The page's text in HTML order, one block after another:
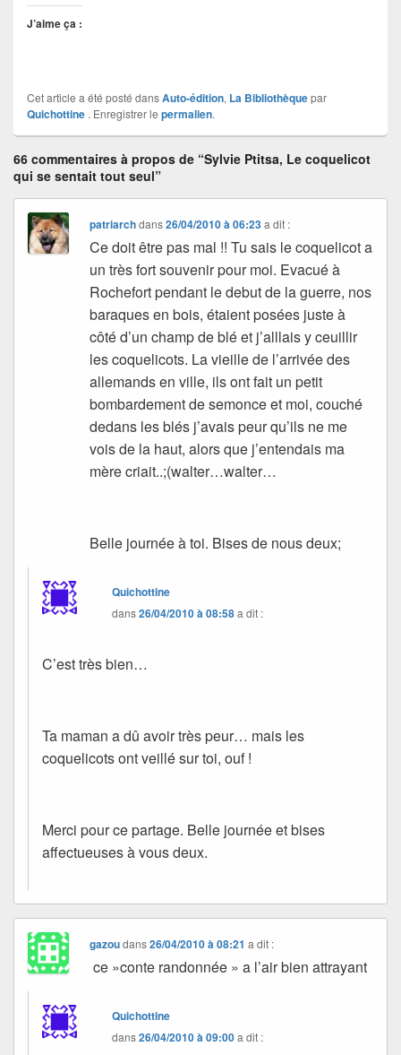
J’aime ça :
Cet article a été posté dansAuto-édition, La Bibliothèquepar
Quichottine . Enregistrer le permalien.
66 commentaires à propos de “Sylvie Ptitsa, Le coquelicot
qui se sentait tout seul”
patriarchdans26/04/2010 à 06:23 a dit :
Ce doit être pas mal !! Tu sais le coquelicot a
un très fort souvenir pour moi. Evacué à
Rochefort pendant le debut de la guerre, nos
baraques en bois, étaient posées juste à
côté d’un champ de blé et j’alllais y ceuillir
les coquelicots. La vieille de l’arrivée des
allemands en ville, ils ont fait un petit
bombardement de semonce et moi, couché
dedans les blés j’avais peur qu’ils ne me
vois de la haut, alors que j’entendais ma
mère criait..;(walter…walter…
Belle journée à toi. Bises de nous deux;
Quichottine
dans26/04/2010 à 08:58a dit :
C’est très bien…
Ta maman a dû avoir très peur… mais les
coquelicots ont veillé sur toi, ouf !
Merci pour ce partage. Belle journée et bises
affectueuses à vous deux.
gazoudans26/04/2010 à 08:21 a dit :
ce »conte randonnée » a l’air bien attrayant
Quichottine
dans26/04/2010 à 09:00a dit :